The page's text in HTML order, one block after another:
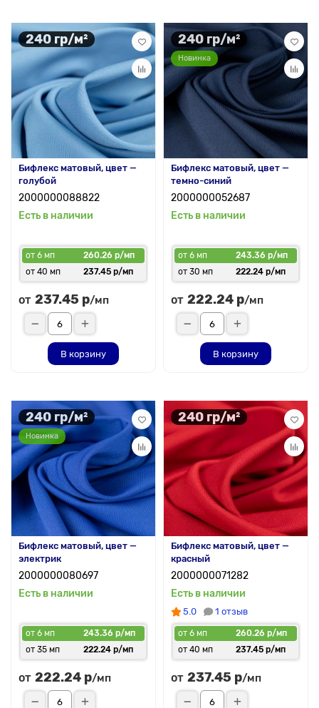
240 гр/м²
Бифлекс матовый, цвет —
голубой
2000000088822
Есть в наличии
от 6 мп
260.26 р/мп
от 40 мп
237.45 р/мп
от 237.45 р/мп
В корзину
240 гр/м²
Новинка
Бифлекс матовый, цвет —
темно-синий
2000000052687
Есть в наличии
от 6 мп
243.36 р/мп
от 30 мп
222.24 р/мп
от 222.24 р/мп
В корзину
240 гр/м²
Новинка
Бифлекс матовый, цвет —
электрик
2000000080697
Есть в наличии
от 6 мп
243.36 р/мп
от 35 мп
222.24 р/мп
от 222.24 р/мп
240 гр/м²
Бифлекс матовый, цвет —
красный
2000000071282
Есть в наличии
5.0 1 отзыв
от 6 мп
260.26 р/мп
от 40 мп
237.45 р/мп
от 237.45 р/мп